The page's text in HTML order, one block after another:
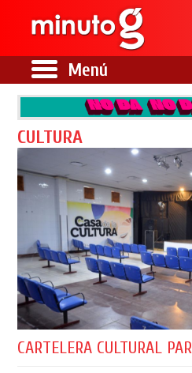
Menú
CULTURA
CARTELERA CULTURAL